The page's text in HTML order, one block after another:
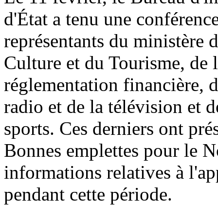
d'État a tenu une
représentants du ministère
Culture et du Tourisme, de
réglementation financière,
radio et de la télévision et
sports. Ces derniers ont
Bonnes emplettes pour le
informations relatives à
pendant cette période.